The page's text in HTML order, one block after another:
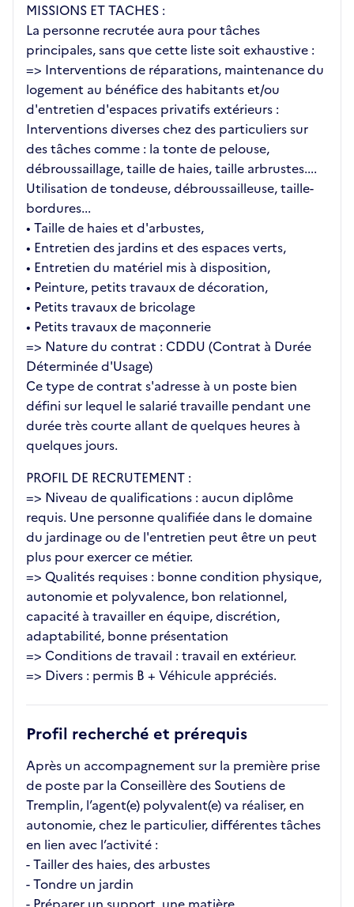
MISSIONS ET TACHES :
La personne recrutée aura pour tâches
principales, sans que cette liste soit exhaustive :
=> Interventions de réparations, maintenance du
logement au bénéfice des habitants et/ou
d'entretien d'espaces privatifs extérieurs :
Interventions diverses chez des particuliers sur
des tâches comme : la tonte de pelouse,
débroussaillage, taille de haies, taille arbrustes....
Utilisation de tondeuse, débroussailleuse, taille-
bordures...
• Taille de haies et d'arbustes,
• Entretien des jardins et des espaces verts,
• Entretien du matériel mis à disposition,
• Peinture, petits travaux de décoration,
• Petits travaux de bricolage
• Petits travaux de maçonnerie
=> Nature du contrat : CDDU (Contrat à Durée
Déterminée d'Usage)
Ce type de contrat s'adresse à un poste bien
défini sur lequel le salarié travaille pendant une
durée très courte allant de quelques heures à
quelques jours.
PROFIL DE RECRUTEMENT :
=> Niveau de qualifications : aucun diplôme
requis. Une personne qualifiée dans le domaine
du jardinage ou de l'entretien peut être un peut
plus pour exercer ce métier.
=> Qualités requises : bonne condition physique,
autonomie et polyvalence, bon relationnel,
capacité à travailler en équipe, discrétion,
adaptabilité, bonne présentation
=> Conditions de travail : travail en extérieur.
=> Divers : permis B + Véhicule appréciés.
Profil recherché et prérequis
Après un accompagnement sur la première prise
de poste par la Conseillère des Soutiens de
Tremplin, l’agent(e) polyvalent(e) va réaliser, en
autonomie, chez le particulier, différentes tâches
en lien avec l’activité :
- Tailler des haies, des arbustes
- Tondre un jardin